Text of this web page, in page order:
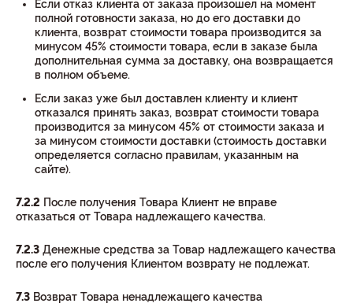
Если отказ клиента от заказа произошел на момент
полной готовности заказа, но до его доставки до
клиента, возврат стоимости товара производится за
минусом 45% стоимости товара, если в заказе была
дополнительная сумма за доставку, она возвращается
в полном объеме.
Если заказ уже был доставлен клиенту и клиент
отказался принять заказ, возврат стоимости товара
производится за минусом 45% от стоимости заказа и
за минусом стоимости доставки (стоимость доставки
определяется согласно правилам, указанным на
сайте).
7.2.2 После получения Товара Клиент не вправе
отказаться от Товара надлежащего качества.
7.2.3 Денежные средства за Товар надлежащего качества
после его получения Клиентом возврату не подлежат.
7.3 Возврат Товара ненадлежащего качества